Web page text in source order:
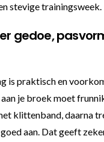
stevige trainingsweek.
gedoe,
is praktisch en
je broek moet
klittenband, daarna
aan. Dat geeft